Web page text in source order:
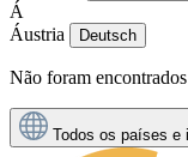
Á
Áustria
Deutsch
Não foram
Todos os países e